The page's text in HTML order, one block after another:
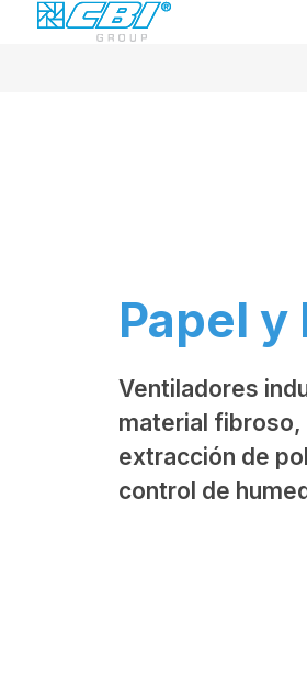
Papel y
Ventiladores
material
extracción de
control de